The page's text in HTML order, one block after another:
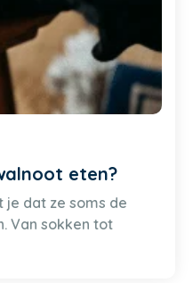
eten?
je dat ze soms de
Van sokken tot